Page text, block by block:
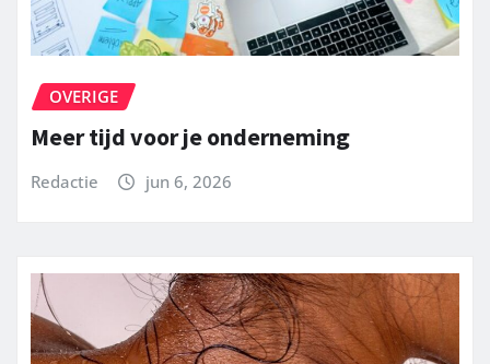
OVERIGE
Meer tijd voor je onderneming
Redactie jun 6, 2026